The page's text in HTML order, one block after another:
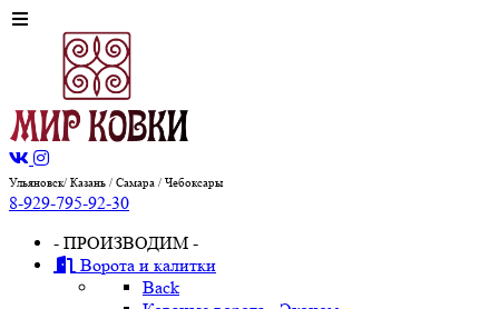
Ульяновск/ Казань / Самара / Чебоксары
8-929-795-92-30
- ПРОИЗВОДИМ -
Ворота и калитки
Back